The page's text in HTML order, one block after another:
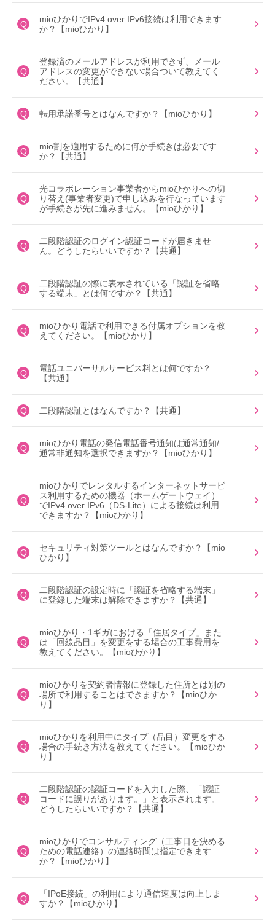
Q
mioひかりでIPv4 over IPv6接続は利用できます
か？【mioひかり】
Q
登録済のメールアドレスが利用できず、メール
アドレスの変更ができない場合ついて教えてく
ださい。【共通】
Q 転用承諾番号とはなんですか？【mioひかり】
Q
mio割を適用するために何か手続きは必要です
か？【共通】
Q
光コラボレーション事業者からmioひかりへの切
り替え(事業者変更)で申し込みを行なっています
が手続きが先に進みません。【mioひかり】
Q
二段階認証のログイン認証コードが届きませ
ん。どうしたらいいですか？【共通】
Q
二段階認証の際に表示されている「認証を省略
する端末」とは何ですか？【共通】
Q
mioひかり電話で利用できる付属オプションを教
えてください。【mioひかり】
Q
電話ユニバーサルサービス料とは何ですか？
【共通】
Q 二段階認証とはなんですか？【共通】
Q
mioひかり電話の発信電話番号通知は通常通知/
通常非通知を選択できますか？【mioひかり】
Q
mioひかりでレンタルするインターネットサービ
ス利用するための機器（ホームゲートウェイ）
でIPv4 over IPv6（DS-Lite）による接続は利用
できますか？【mioひかり】
Q
セキュリティ対策ツールとはなんですか？【mio
ひかり】
Q
二段階認証の設定時に「認証を省略する端末」
に登録した端末は解除できますか？【共通】
Q
mioひかり・1ギガにおける「住居タイプ」また
は「回線品目」を変更をする場合の工事費用を
教えてください。【mioひかり】
Q
mioひかりを契約者情報に登録した住所とは別の
場所で利用することはできますか？【mioひか
り】
Q
mioひかりを利用中にタイプ（品目）変更をする
場合の手続き方法を教えてください。【mioひか
り】
Q
二段階認証の認証コードを入力した際、「認証
コードに誤りがあります。」と表示されます。
どうしたらいいですか？【共通】
Q
mioひかりでコンサルティング（工事日を決める
ための電話連絡）の連絡時間は指定できます
か？【mioひかり】
Q
「IPoE接続」の利用により通信速度は向上しま
すか？【mioひかり】